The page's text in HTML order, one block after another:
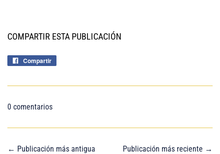
COMPARTIR ESTA PUBLICACIÓN
Compartir
0 comentarios
← Publicación más antigua Publicación más reciente →